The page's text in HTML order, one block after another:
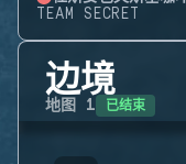
TEAM SECRET
边境
地图 1 已结束